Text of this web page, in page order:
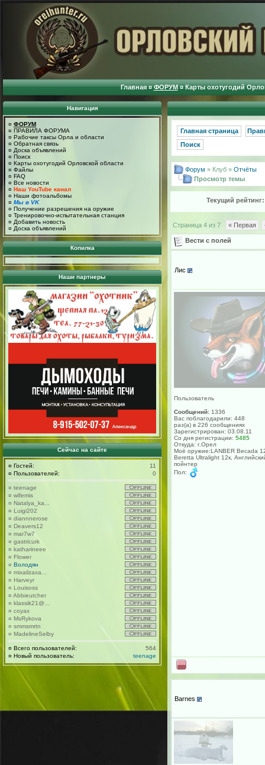
Главная ¤ ФОРУМ ¤ Карты охотугодий
Навигация
¤ ФОРУМ
¤ ПРАВИЛА ФОРУМА
¤ Рабочие таксы Орла и области
¤ Обратная связь
¤ Доска объявлений
¤ Поиск
¤ Карты охотугодий Орловской области
¤ Файлы
¤ FAQ
¤ Все новости
¤ Наш YouTube канал
¤ Наши фотоальбомы
¤ Мы в VK
¤ Получение разрешения на оружие
¤ Тренировочно-испытательная станция
¤ Добавить новость
¤ Доска объявлений
Копилка
Наши партнеры
Сейчас на сайте
¤ Гостей:
11
¤ Пользователей: 0
¤ teenage
¤ wifemis
¤ Natalya_ka...
¤ Luigi202
¤ diannnerose
¤ Deavers12
¤ mar7w7
¤ gastricurk
¤ katharineee
¤ Flower
¤ Володян
¤ mixailzaxa...
¤ Harveyr
¤ Louisoss
¤ Abbieutcher
¤ klassik21@...
¤ coyax
¤ MsRykova
¤ smmsmrtn
¤ MadelineSelby
¤ Всего пользователей:
564
¤ Новый пользователь: teenage
Главная страница
Поиск
Форум » Клуб » Отчёты
Просмотр темы
Текущий
Страница 4 из 7 « Первая
Вести с полей
Лис
Пользователь
Сообщений: 1336
Вас поблагодарили: 448
раз(а) в 226 сообщениях
Зарегистрирован: 03.08.11
Со дня регистрации: 5485
Откуда: г.Орел
Моё оружие:LANBER Becada
Beretta Ultralight 12к,
пойнтер
Пол:
Barnes